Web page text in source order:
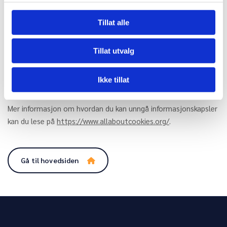
Tillat alle
Tillat utvalg
Ikke tillat
tillater at informasjonskapsler lagres på din harddisk. Dette gir
forhindre tilgang til medlemssider og gjøre at deler av innhold
og enkelte funksjoner ikke blir tilgjengelige.
Hvis du ikke ønsker å bli sporet av Google Analytics kan dette
Mer informasjon om hvordan du kan unngå informasjonskapsler
kan du lese på https://www.allaboutcookies.org/.
Gå til hovedsiden